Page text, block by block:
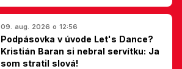
Slovákom
09. aug. 2026 o 12:56
Podpásovka v úvode Let's Dance?
Kristián Baran si nebral servítku: Ja
som stratil slová!